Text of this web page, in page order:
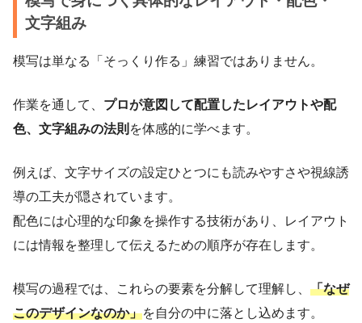
文字組み
模写は単なる「そっくり作る」練習ではありません。
作業を通して、 プロが意図して配置したレイアウトや配
色、文字組みの法則 を体感的に学べます。
例えば、文字サイズの設定ひとつにも読みやすさや視線誘
導の工夫が隠されています。
配色には心理的な印象を操作する技術があり、レイアウト
には情報を整理して伝えるための順序が存在します。
模写の過程では、これらの要素を分解して理解し、 「なぜ
このデザインなのか」を自分の中に落とし込めます。